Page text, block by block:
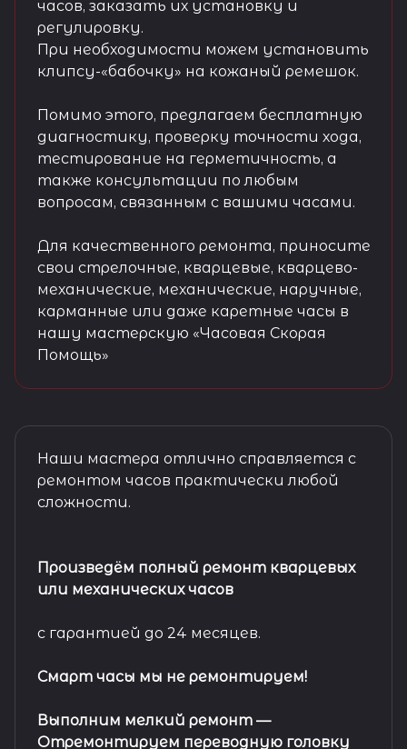
часов, заказать их установку и
регулировку.
При необходимости можем установить
клипсу-«бабочку» на кожаный ремешок.
Помимо этого, предлагаем бесплатную
диагностику, проверку точности хода,
тестирование на герметичность, а
также консультации по любым
вопросам, связанным с вашими часами.
Для качественного ремонта, приносите
свои стрелочные, кварцевые, кварцево-
механические, механические, наручные,
карманные или даже каретные часы в
нашу мастерскую «Часовая Скорая
Помощь»
Наши мастера отлично справляется с
ремонтом часов практически любой
сложности.
Произведём полный ремонт кварцевых
или механических часов
с гарантией до 24 месяцев.
Смарт часы мы не ремонтируем!
Выполним мелкий ремонт —
Отремонтируем переводную головку